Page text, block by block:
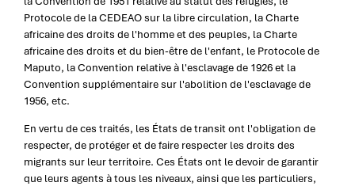
Protocole de la CEDEAO sur la libre circulation, la Charte
africaine des droits de l'homme et des peuples, la Charte
africaine des droits et du bien-être de l'enfant, le Protocole de
Maputo, la Convention relative à l'esclavage de 1926 et la
Convention supplémentaire sur l'abolition de l'esclavage de
1956, etc.
En vertu de ces traités, les États de transit ont l'obligation de
respecter, de protéger et de faire respecter les droits des
migrants sur leur territoire. Ces États ont le devoir de garantir
que leurs agents à tous les niveaux, ainsi que les particuliers,